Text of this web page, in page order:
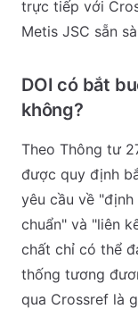
trực tiếp với
Metis JSC sẵn
DOI có bắt
không?
Theo Thông tư
được quy định
yêu cầu về
chuẩn" và "liên
chất chỉ có thể
thống tương
qua Crossref là